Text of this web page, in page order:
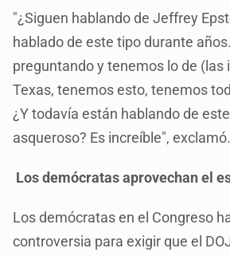
"¿Siguen hablando de Jeffrey
hablado de este tipo durante
preguntando y tenemos lo de (las
Texas, tenemos esto, tenemos
¿Y todavía están hablando de
asqueroso? Es increíble", exclamó.
Los demócratas aprovechan el
Los demócratas en el Congreso
controversia para exigir que el